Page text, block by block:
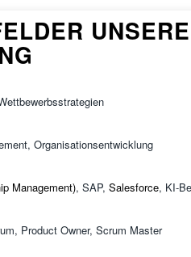
Organisationsentwicklung
Management), SAP, Salesforce, KI-
Product Owner, Scrum Master